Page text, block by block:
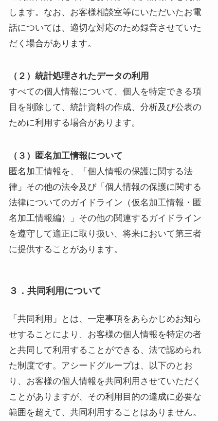
します。なお、お客様相談室等にいただいたお電
話については、適切な対応のため録音させていた
だく場合があります。
（２）統計処理されたデータの利用
すべての個人情報について、個人を特定できる項
目を削除して、統計資料の作成、分析及び公表の
ために利用する場合があります。
（３）匿名加工情報について
匿名加工情報を、「個人情報の保護に関する法
律」その他の法令及び「個人情報の保護に関する
法律についてのガイドライン（仮名加工情報・匿
名加工情報編）」その他の関連するガイドライン
を遵守して適正に取り扱い、将来において第三者
に提供することがあります。
３．共同利用について
「共同利用」とは、一定事項をあらかじめお知ら
せすることにより、お客様の個人情報を特定の者
と共同して利用することができる、法で認められ
た制度です。アシードグループは、以下のとお
り、お客様の個人情報を共同利用させていただく
ことがありますが、その利用目的の達成に必要な
範囲を超えて、共同利用することはありません。